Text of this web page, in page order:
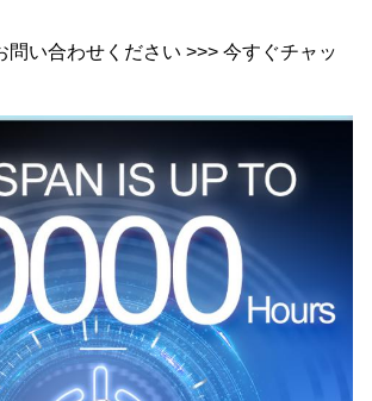
問い合わせください >>> 今すぐチャッ